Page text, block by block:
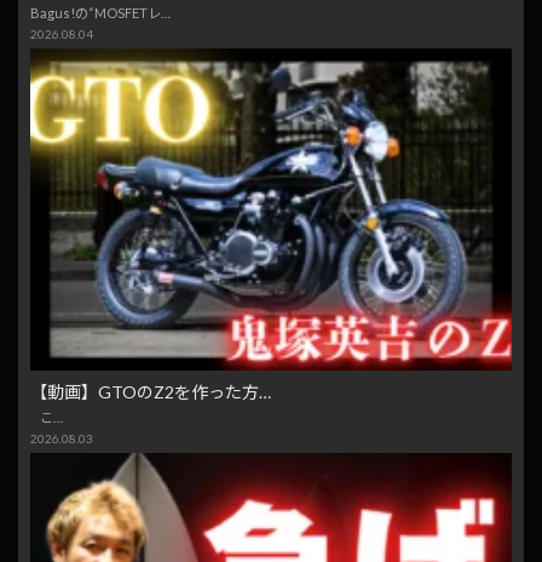
Bagus!の“MOSFETレ…
2026.08.04
【動画】GTOのZ2を作った方…
こ…
2026.08.03